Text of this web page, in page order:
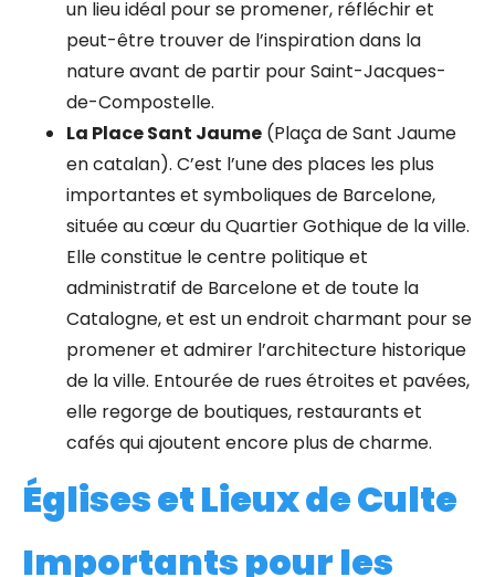
un lieu idéal pour se promener, réfléchir et
peut-être trouver de l’inspiration dans la
nature avant de partir pour Saint-Jacques-
de-Compostelle.
La Place Sant Jaume (Plaça de Sant Jaume
en catalan). C’est l’une des places les plus
importantes et symboliques de Barcelone,
située au cœur du Quartier Gothique de la ville.
Elle constitue le centre politique et
administratif de Barcelone et de toute la
Catalogne, et est un endroit charmant pour se
promener et admirer l’architecture historique
de la ville. Entourée de rues étroites et pavées,
elle regorge de boutiques, restaurants et
cafés qui ajoutent encore plus de charme.
Églises et Lieux de Culte
Importants pour les